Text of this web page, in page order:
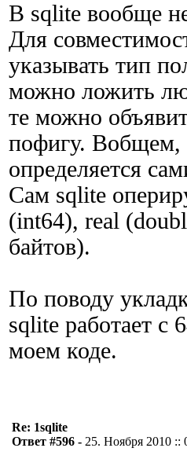
В sqlite вообще
Для
указывать тип
можно ложить
те можно
пофигу. Вобщем,
определяется
Сам sqlite
(int64), real
байтов).
По поводу
sqlite работает с
моем коде.
Re: 1sqlite
Ответ #596 - 25. Ноября 2010 ::